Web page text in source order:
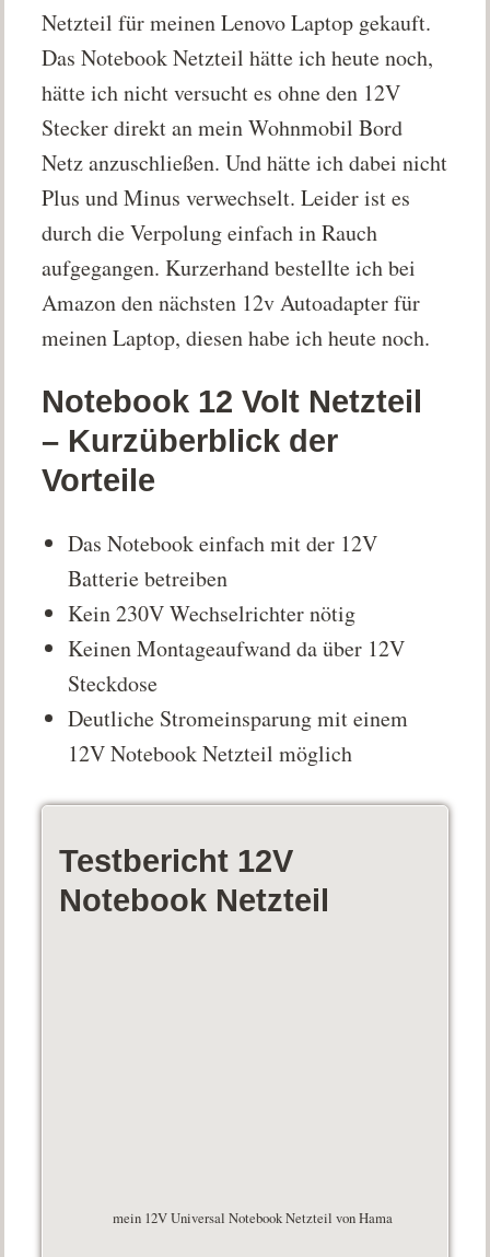
Netzteil für meinen Lenovo Laptop gekauft.
Das Notebook Netzteil hätte ich heute noch,
hätte ich nicht versucht es ohne den 12V
Stecker direkt an mein Wohnmobil Bord
Netz anzuschließen. Und hätte ich dabei nicht
Plus und Minus verwechselt. Leider ist es
durch die Verpolung einfach in Rauch
aufgegangen. Kurzerhand bestellte ich bei
Amazon den nächsten 12v Autoadapter für
meinen Laptop, diesen habe ich heute noch.
Notebook 12 Volt Netzteil
– Kurzüberblick der
Vorteile
Das Notebook einfach mit der 12V
Batterie betreiben
Kein 230V Wechselrichter nötig
Keinen Montageaufwand da über 12V
Steckdose
Deutliche Stromeinsparung mit einem
12V Notebook Netzteil möglich
Testbericht 12V
Notebook Netzteil
mein 12V Universal Notebook Netzteil von Hama